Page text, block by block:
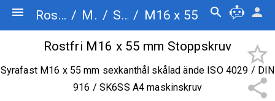
menu Rostfriskruv.se / Maskinskruv / Stoppskruv / M16 x 55 search person
share
star_border
Rostfri M16 x 55 mm Stoppskruv
Syrafast M16 x 55 mm sexkanthål skålad ände ISO 4029 / DIN
916 / SK6SS A4 maskinskruv